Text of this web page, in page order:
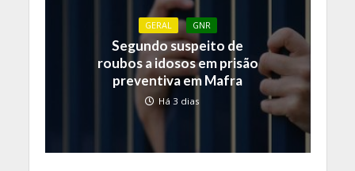
GERAL GNR
Segundo suspeito de
roubos a idosos em prisão
preventiva em Mafra
Há 3 dias